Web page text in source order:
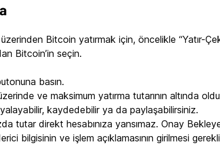
Bitcoin yatırmak için, öncelikle “Yatır-
Bitcoin’in seçin.
basın.
ve maksimum yatırma tutarının altında
kaydedebilir ya da paylaşabilirsiniz.
tutar direkt hesabınıza yansımaz. Onay
bilgisinin ve işlem açıklamasının girilmesi